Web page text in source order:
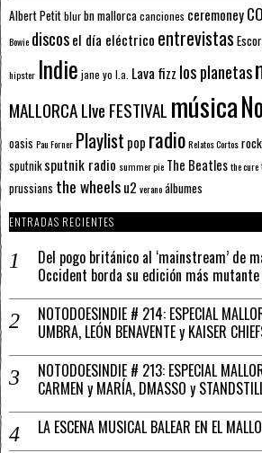
Albert Petitblurbn mallorcacanciones ceremoney
Bowie discosel día eléctrico entrevistas
hipster Indie jane yo l.a. Lava fizz los planetas
MALLORCA LIve FESTIVAL música
oasis Pau Forner Playlist pop radioRelatos Cortosrock
sputnik sputnik radio summer pie The Beatlesthe cure
prussians the wheelsu2 veranoálbumes
ENTRADAS RECIENTES
Del pogo británico al ‘mainstream’ de
Occident borda su edición más
NOTODOESINDIE # 214: ESPECIAL
UMBRA, LEÓN BENAVENTE y KAISER
NOTODOESINDIE # 213: ESPECIAL
CARMEN y MARÍA, DMASSO y
LA ESCENA MUSICAL BALEAR EN EL